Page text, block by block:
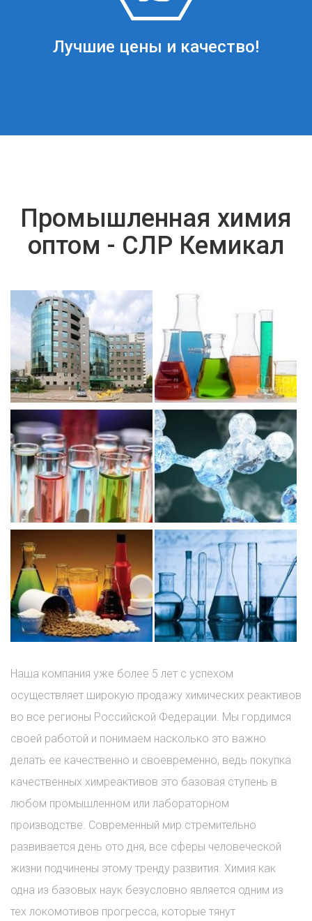
Лучшие цены и качество!
Промышленная химия
оптом - СЛР Кемикал
Наша компания уже более 5 лет с успехом
осуществляет широкую продажу химических реактивов
во все регионы Российской Федерации. Мы гордимся
своей работой и понимаем насколько это важно
делать ее качественно и своевременно, ведь покупка
качественных химреактивов это базовая ступень в
любом промышленном или лабораторном
производстве. Современный мир стремительно
развивается день ото дня, все сферы человеческой
жизни подчинены этому тренду развития. Химия как
одна из базовых наук безусловно является одним из
тех локомотивов прогресса, которые тянут